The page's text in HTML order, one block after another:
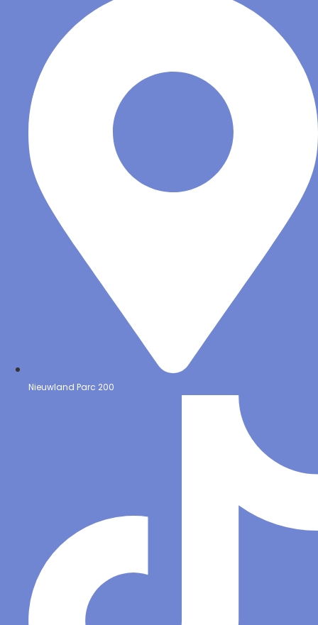
Nieuwland Parc 200